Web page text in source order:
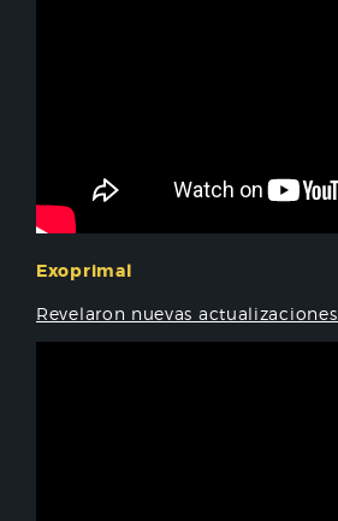
Exoprimal
Revelaron nuevas actualizaciones.